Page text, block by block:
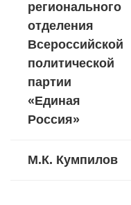
регионального
отделения
Всероссийской
политической
партии
«Единая
Россия»
М.К. Кумпилов